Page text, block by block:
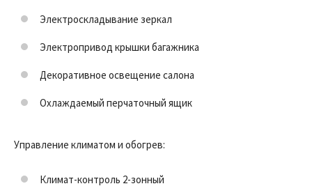
Электроскладывание зеркал
Электропривод крышки багажника
Декоративное освещение салона
Охлаждаемый перчаточный ящик
Управление климатом и обогрев:
Климат-контроль 2-зонный